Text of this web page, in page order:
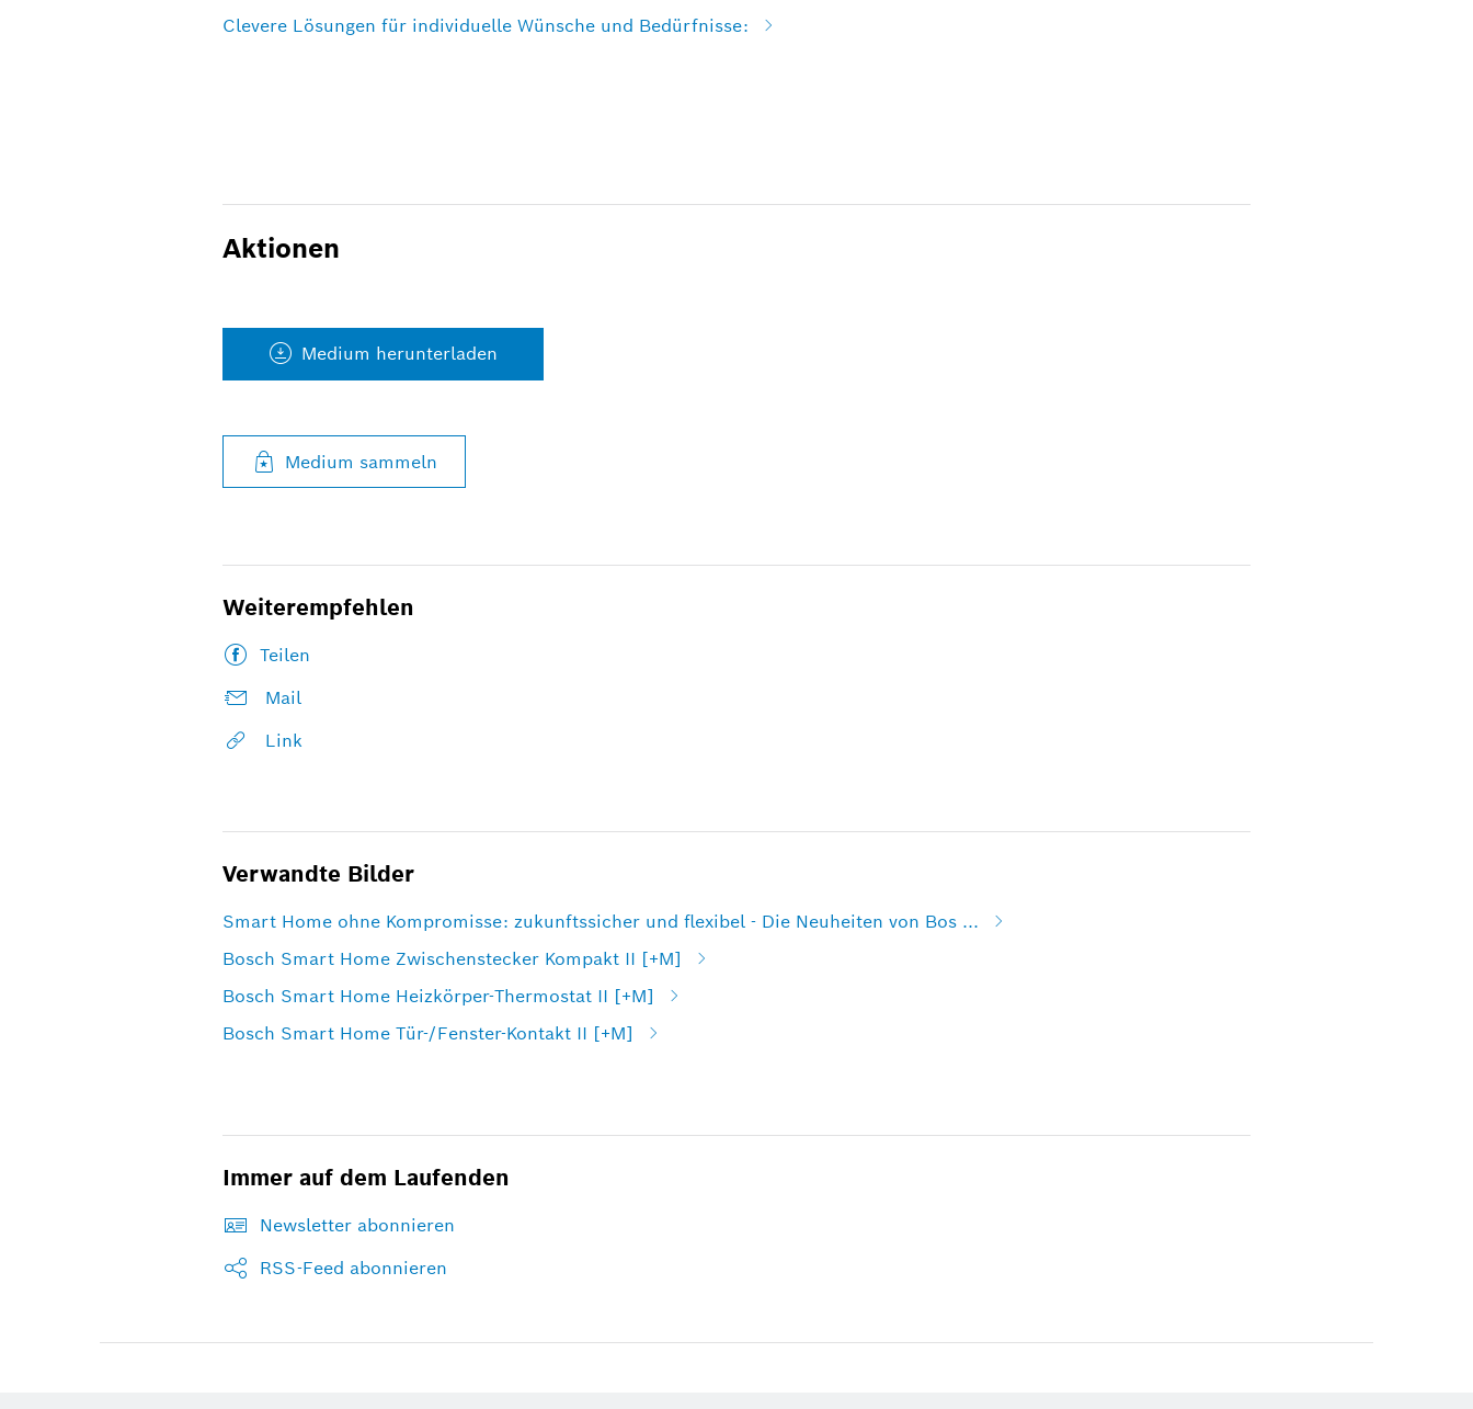
Clevere Lösungen für individuelle Wünsche und Bedürfnisse:
Aktionen
Medium herunterladen
Medium sammeln
Weiterempfehlen
Teilen
Mail
Link
Verwandte Bilder
Smart Home ohne Kompromisse: zukunftssicher und flexibel - Die Neuheiten von Bos ...
Bosch Smart Home Zwischenstecker Kompakt II [+M]
Bosch Smart Home Heizkörper-Thermostat II [+M]
Bosch Smart Home Tür-/Fenster-Kontakt II [+M]
Immer auf dem Laufenden
Newsletter abonnieren
RSS-Feed abonnieren